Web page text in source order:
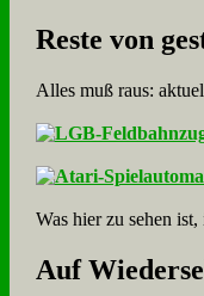
Re­ste von
Alles muß raus:
Was hier zu sehen
Auf